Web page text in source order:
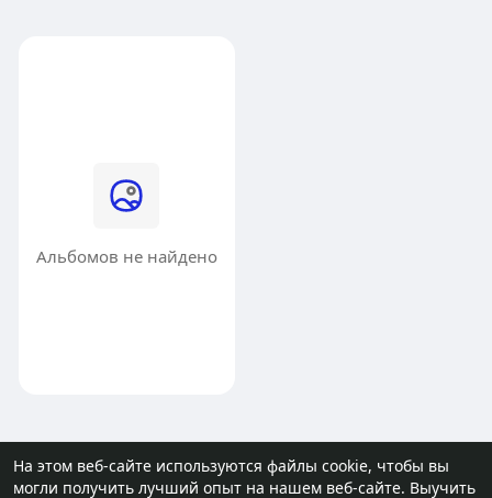
На этом веб-сайте используются файлы cookie, чтобы вы
могли получить лучший опыт на нашем веб-сайте. Выучить
Альбомов не найдено
© 2026 molodost.bz